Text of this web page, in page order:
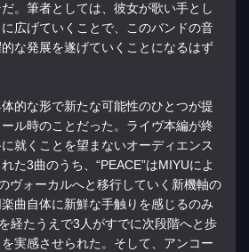
。筆者としては、彼女が歌い手とし
広げていくことで、このバンドの音
な発展を遂げていくことになるはず
的な形で新たな可能性のひとつが提
ル時のことだった。ライヴ本編が終
就くことを望まないオーディエンス
た3曲のうち、“PEACE”はMIYUによ
ヴォーカルへと移行していく新機軸の
曲自体に新鮮な手触りを感じるのみ
経たうえで3人がすでに次段階へと歩
実感させられた。そして、アンコー